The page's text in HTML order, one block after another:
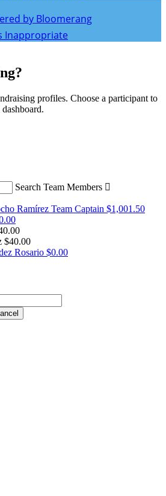
Inappropriate
profiles. Choose a participant to
Search Team Members 
Ramírez Team Captain $1,001.50
$40.00
Rosario $0.00